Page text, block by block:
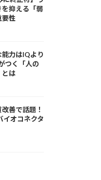
抑える「弱
要性
力はIQより
つく「人の
とは
善で話題！
イオコネクタ